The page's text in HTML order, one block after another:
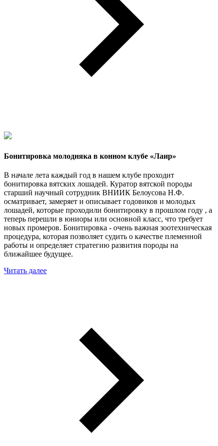
Бонитировка молодняка в конном клубе «Лаир»
В начале лета каждый год в нашем клубе проходит
бонитировка вятских лошадей. Куратор вятской породы
старший научный сотрудник ВНИИК Белоусова Н.Ф.
осматривает, замеряет и описывает годовиков и молодых
лошадей, которые проходили бонитировку в прошлом году , а
теперь перешли в юниоры или основной класс, что требует
новых промеров. Бонитировка - очень важная зоотехническая
процедура, которая позволяет судить о качестве племенной
работы и определяет стратегию развития породы на
ближайшее будущее.
Читать далее